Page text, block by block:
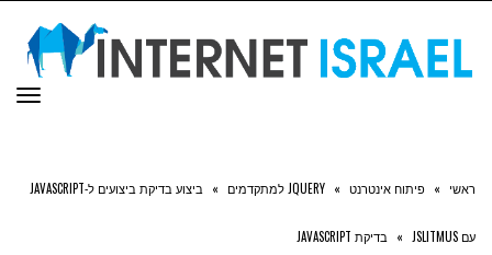
ראשי » פיתוח אינטרנט » JQUERY למתקדמים » ביצוע בדיקת ביצועים ל-JAVASCRIPT
עם JSLITMUS » בדיקת JAVASCRIPT